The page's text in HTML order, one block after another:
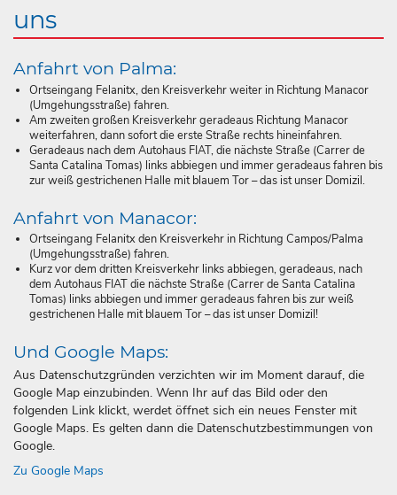
uns
Anfahrt von Palma:
Ortseingang Felanitx, den Kreisverkehr weiter in Richtung Manacor
(Umgehungsstraße) fahren.
Am zweiten großen Kreisverkehr geradeaus Richtung Manacor
weiterfahren, dann sofort die erste Straße rechts hineinfahren.
Geradeaus nach dem Autohaus FIAT, die nächste Straße (Carrer de
Santa Catalina Tomas) links abbiegen und immer geradeaus fahren bis
zur weiß gestrichenen Halle mit blauem Tor – das ist unser Domizil.
Anfahrt von Manacor:
Ortseingang Felanitx den Kreisverkehr in Richtung Campos/Palma
(Umgehungsstraße) fahren.
Kurz vor dem dritten Kreisverkehr links abbiegen, geradeaus, nach
dem Autohaus FIAT die nächste Straße (Carrer de Santa Catalina
Tomas) links abbiegen und immer geradeaus fahren bis zur weiß
gestrichenen Halle mit blauem Tor – das ist unser Domizil!
Und Google Maps:
Aus Datenschutzgründen verzichten wir im Moment darauf, die
Google Map einzubinden. Wenn Ihr auf das Bild oder den
folgenden Link klickt, werdet öffnet sich ein neues Fenster mit
Google Maps. Es gelten dann die Datenschutzbestimmungen von
Google.
Zu Google Maps